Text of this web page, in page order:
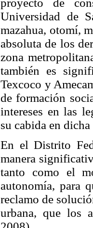
Universidad de
mazahua, otomí,
absoluta de los
zona
también es
Texcoco y
de formación
intereses en las
su cabida en
En el Distrito
manera
tanto como el
autonomía, para
reclamo de
urbana, que los